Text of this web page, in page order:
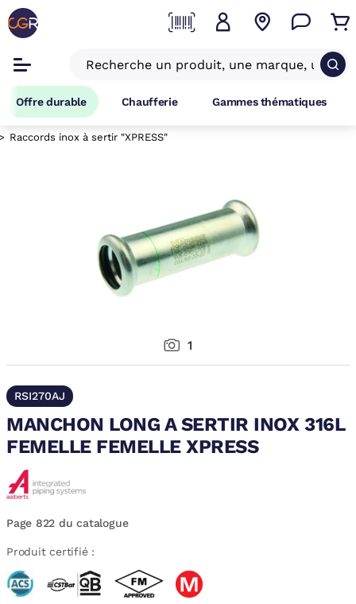
Offre durable Chaufferie Gammes thématiques
Raccords inox à sertir "XPRESS"
1
RSI270AJ
MANCHON LONG A SERTIR INOX 316L
FEMELLE FEMELLE XPRESS
Page 822 du catalogue
Produit certifié :